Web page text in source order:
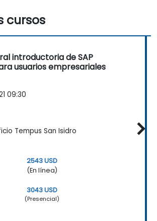
cursos
introductoria de SAP
usuarios empresariales
09:30
Tempus San Isidro
2543 USD
(En línea)
3043 USD
(Presencial)